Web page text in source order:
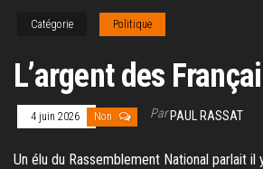
Catégorie Politique
L’argent des
4 juin 2026 Non ParPAUL RASSAT
Un élu du Rassemblement National parlait il